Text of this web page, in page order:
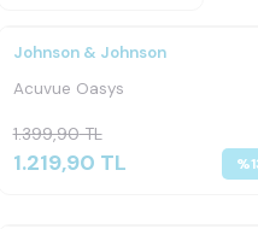
Johnson & Johnson
Acuvue Oasys
1.399,90TL
1.219,90 TL %